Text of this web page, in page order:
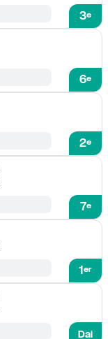
3e
6e
2e
7e
1er
Dai